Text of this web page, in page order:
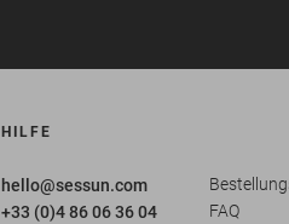
HILFE
hello@sessun.com
+33 (0)4 86 06 36 04
FAQ